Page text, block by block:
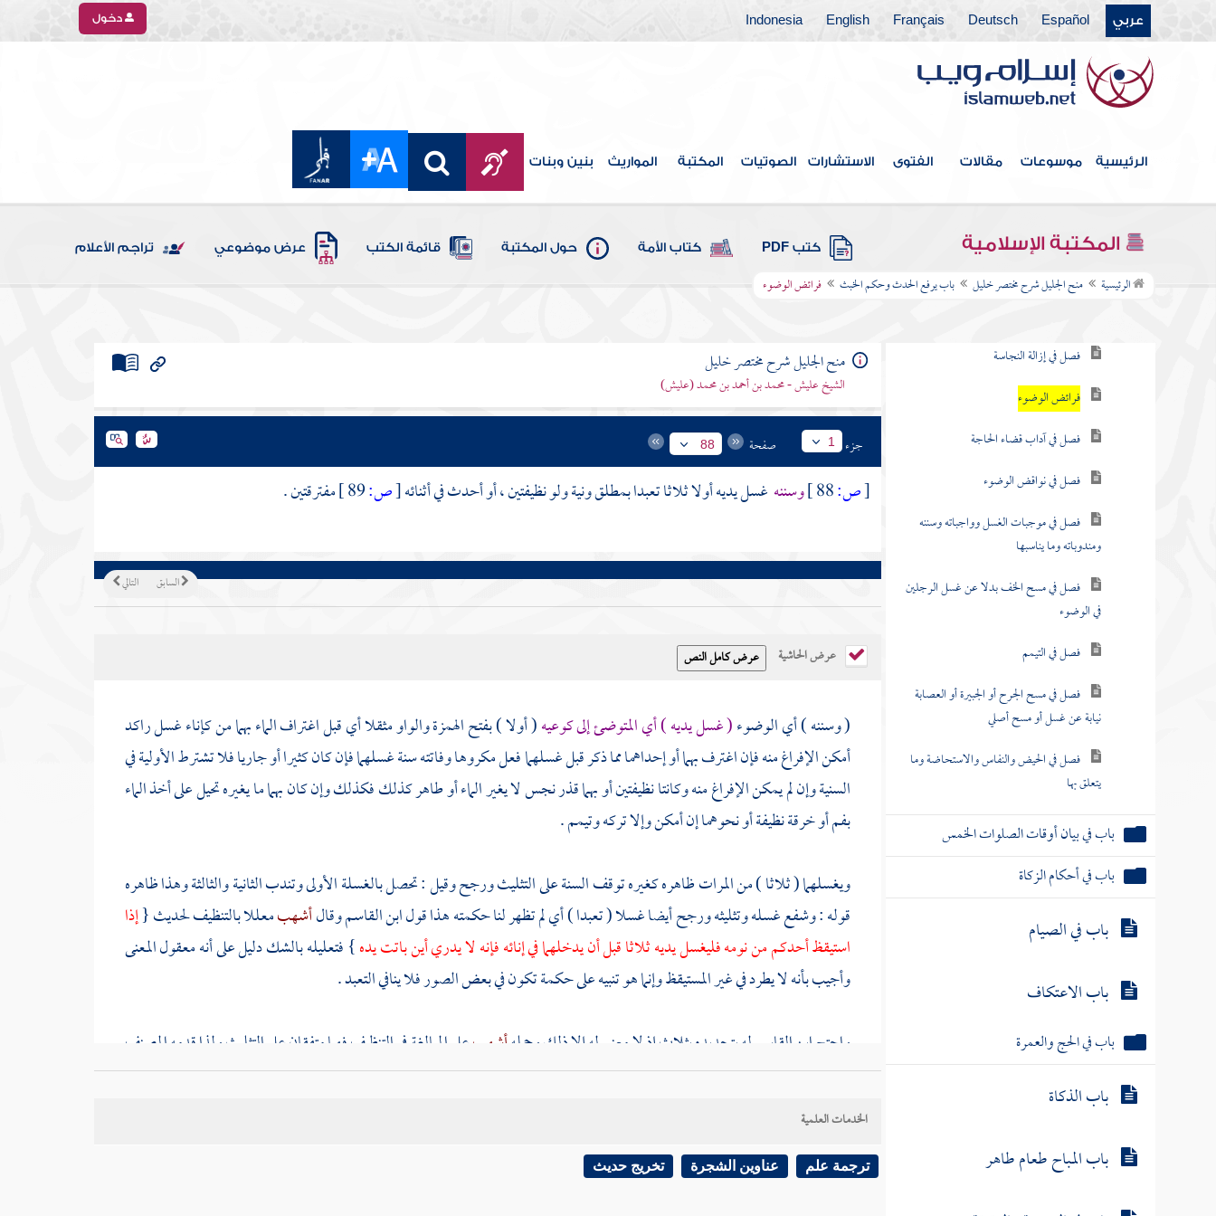
عربي Español
Deutsch
Français
English
Indonesia دخول
الرئيسية موسوعات مقالات الفتوى الاستشارات الصوتيات المكتبة المواريث بنين وبنات
المكتبة الإسلامية كتب PDF كتاب الأمة حول المكتبة قائمة الكتب عرض موضوعي تراجم الأعلام
الرئيسية منح الجليل شرح مختصر خليل باب يرفع الحدث وحكم الخبث فرائض الوضوء
فهرس الكتاب
مقدمة مختصر خليل
باب يرفع الحدث وحكم الخبث
فصل في إزالة النجاسة
فرائض الوضوء
فصل في آداب قضاء الحاجة
فصل في نواقض الوضوء
فصل في موجبات الغسل وواجباته وسننه
ومندوباته وما يناسبها
فصل في مسح الخف بدلا عن غسل الرجلين
في الوضوء
فصل في التيمم
فصل في مسح الجرح أو الجبيرة أو العصابة
نيابة عن غسل أو مسح أصلي
فصل في الحيض والنفاس والاستحاضة وما
يتعلق بها
باب في بيان أوقات الصلوات الخمس
باب في أحكام الزكاة
باب في الصيام
باب الاعتكاف
باب في الحج والعمرة
باب الذكاة
باب المباح طعام طاهر
منح الجليل شرح مختصر خليل
الشيخ عليش - محمد بن أحمد بن محمد (عليش)
جزء 1 صفحة 88
[ص: وسننه غسل يديه أولا ثلاثا تعبدا بمطلق ونية ولو نظيفتين ، أو أحدث في أثنائه[ص: مفترقتين .
التالي السابق
عرض الحاشية
( وسننه ) أي الوضوء( غسل يديه ) أي المتوضئ إلى كوعيه( أولا ) بفتح الهمزة والواو مثقلا أي قبل اغتراف الماء بهما من كإناء غسل راكد
أمكن الإفراغ منه فإن اغترف بهما أو إحداهما مما ذكر قبل غسلهما فعل مكروها وفاتته سنة غسلهما فإن كان كثيرا أو جاريا فلا تشترط الأولية في
السنية وإن لم يمكن الإفراغ منه وكانتا نظيفتين أو بهما قذر نجس لا يغير الماء أو طاهر كذلك فكذلك وإن كان بهما ما يغيره تحيل على أخذ الماء
بفم أو خرقة نظيفة أو نحوهما إن أمكن وإلا تركه وتيمم .
ويغسلهما ( ثلاثا ) من المرات ظاهره كغيره توقف السنة على التثليث ورجح وقيل : تحصل بالغسلة الأولى وتندب الثانية والثالثة وهذا ظاهره
قوله : وشفع غسله وتثليثه ورجح أيضا غسلا ( تعبدا ) أي لم تظهر لنا حكمته هذا قولابن القاسموقالأشهبمعللا بالتنظيف لحديث {إذا
استيقظ أحدكم من نومه فليغسل يديه ثلاثا قبل أن يدخلهما في إنائه فإنه لا يدري أين باتت يده} فتعليله بالشك دليل على أنه معقول المعنى
وأجيب بأنه لا يطرد في غير المستيقظ وإنما هو تنبيه على حكمة تكون في بعض الصور فلا ينافي التعبد .
واحتجابن القاسم له بتحديده بثلاث إذ لا معنى له إلا ذلك وحملهأشهبعلى المبالغة في التنظيف فهما متفقان على التثليث ولذا قدمهالمصنف
على " تعبدا " الذي فيه الخلاف ، ولو كان التثليث مبنيا على التعبد كما قيل لآخره عنه وصلة غسل ( بمطلق ونية ) بناء على أنه تعبد وعلى أنه
للتنظيف تحصل بغسلهما بمضاف وبلا نية إذ لا يتوقف عليهما ( ولو ) كانتا ( نظيفتين ) وأشار بلو لقول
( أو ) ولو ( أحدث ) المتوضئ ( في أثنائه ) أي الوضوء
الخدمات العلمية
ترجمة علم عناوين الشجرة تخريج حديث